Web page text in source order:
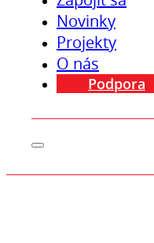
Novinky
Projekty
O nás
Podpora